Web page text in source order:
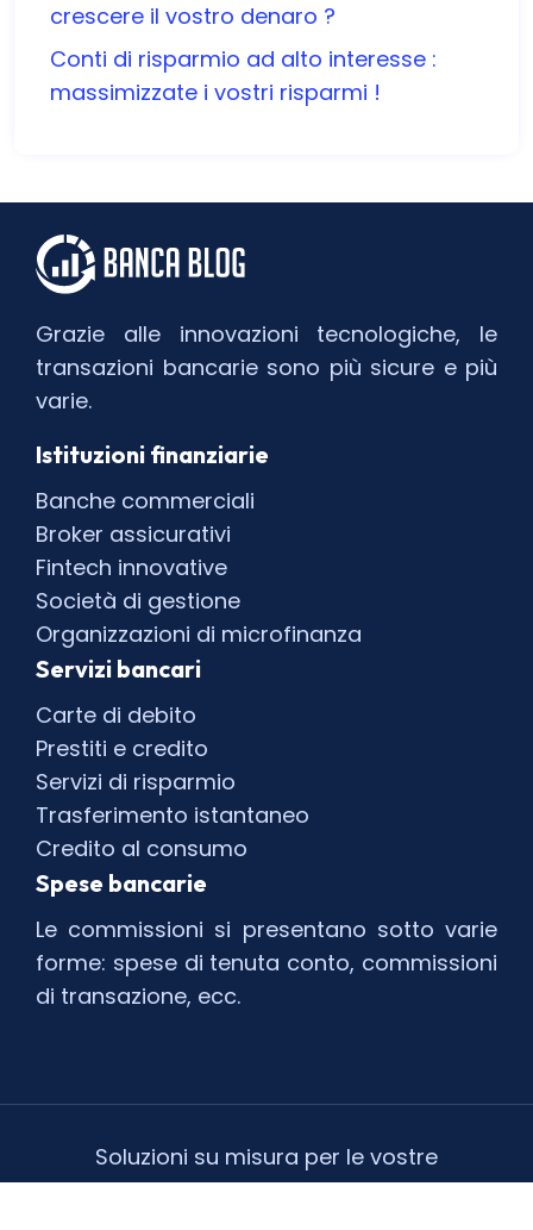
crescere il vostro denaro ?
Conti di risparmio ad alto interesse :
massimizzate i vostri risparmi !
Grazie alle innovazioni tecnologiche, le
transazioni bancarie sono più sicure e più
varie.
Istituzioni finanziarie
Banche commerciali
Broker assicurativi
Fintech innovative
Società di gestione
Organizzazioni di microfinanza
Servizi bancari
Carte di debito
Prestiti e credito
Servizi di risparmio
Trasferimento istantaneo
Credito al consumo
Spese bancarie
Le commissioni si presentano sotto varie
forme: spese di tenuta conto, commissioni
di transazione, ecc.
Soluzioni su misura per le vostre
esigenze finanziarie